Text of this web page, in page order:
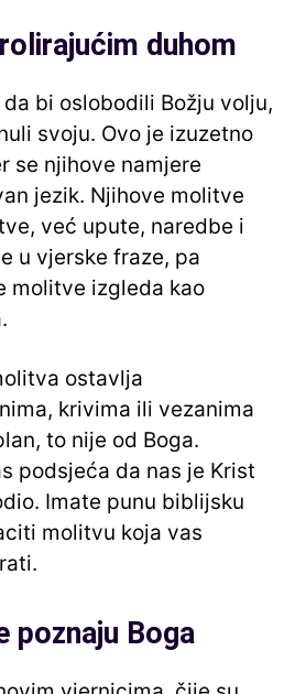
duhom
bi oslobodili Božju volju,
svoju. Ovo je izuzetno
se njihove namjere
jezik. Njihove molitve
već upute, naredbe i
u vjerske fraze, pa
molitve izgleda kao
ostavlja
krivima ili vezanima
to nije od Boga.
podsjeća da nas je Krist
Imate punu biblijsku
molitvu koja vas
poznaju Boga